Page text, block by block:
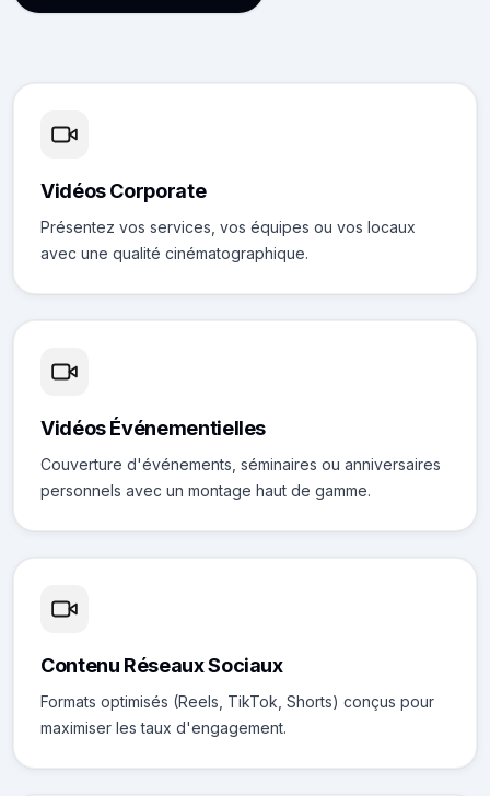
Vidéos Corporate
Présentez vos services, vos équipes ou vos locaux
avec une qualité cinématographique.
Vidéos Événementielles
Couverture d'événements, séminaires ou anniversaires
personnels avec un montage haut de gamme.
Contenu Réseaux Sociaux
Formats optimisés (Reels, TikTok, Shorts) conçus pour
maximiser les taux d'engagement.